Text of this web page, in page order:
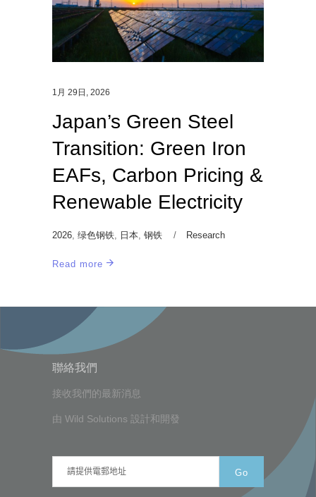
1月 29日, 2026
Japan’s Green Steel
Transition: Green Iron
EAFs, Carbon Pricing &
Renewable Electricity
2026, 绿色钢铁, 日本, 钢铁 Research
Read more
聯絡我們
接收我們的最新消息
由 Wild Solutions 設計和開發